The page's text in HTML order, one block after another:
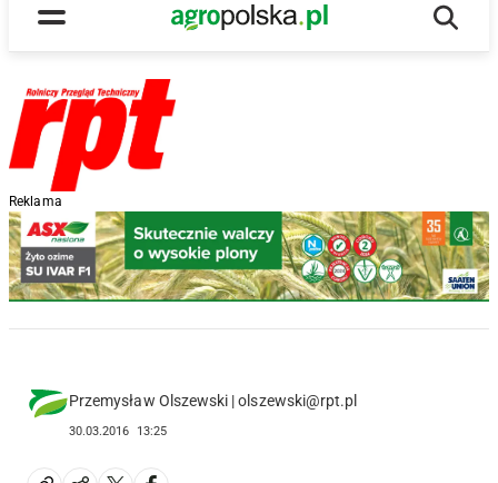
Menu
Main Logo
Reklama
Przemysław Olszewski | olszewski@rpt.pl
30.03.2016 13:25